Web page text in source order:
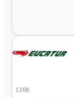
13/08